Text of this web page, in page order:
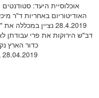
אוכלוסיית היעד:
האודיטוריום באחריות ד"ר
28.4.2019 נציין
דב"ש הירוקות את פרי עבודתן
כדור הארץ
28.04.2019 בשעה 14:30-13:30